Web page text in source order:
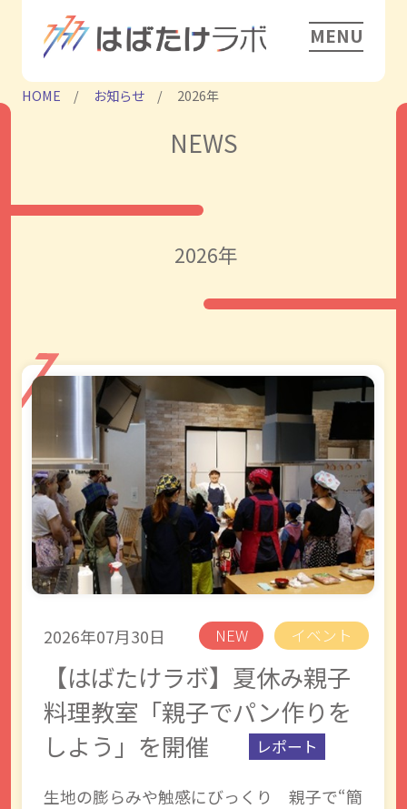
MENU
HOME お知らせ 2026年
NEWS
2026年
2026年07月30日 NEW イベント
【はばたけラボ】夏休み親子
料理教室「親子でパン作りを
しよう」を開催
レポート
生地の膨らみや触感にびっくり 親子で“簡